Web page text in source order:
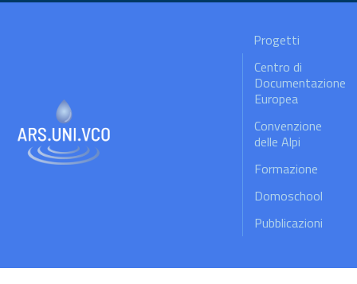
Progetti
Centro di
Documentazione
Europea
Convenzione
delle Alpi
Formazione
Domoschool
Pubblicazioni